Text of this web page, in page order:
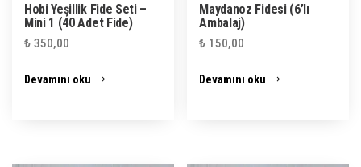
Hobi Yeşillik Fide Seti –
Mini 1 (40 Adet Fide)
₺ 350,00
Devamını oku
Maydanoz Fidesi (6’lı
Ambalaj)
₺ 150,00
Devamını oku